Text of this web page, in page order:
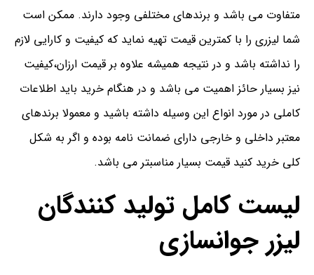
متفاوت می باشد و برندهای مختلفی وجود دارند. ممکن است
شما لیزری را با کمترین قیمت تهیه نماید که کیفیت و کارایی لازم
را نداشته باشد و در نتیجه همیشه علاوه بر قیمت ارزان،کیفیت
نیز بسیار حائز اهمیت می باشد و در هنگام خرید باید اطلاعات
کاملی در مورد انواع این وسیله داشته باشید و معمولا برندهای
معتبر داخلی و خارجی دارای ضمانت نامه بوده و اگر به شکل
کلی خرید کنید قیمت بسیار مناسبتر می باشد.
لیست کامل تولید کنندگان
لیزر جوانسازی